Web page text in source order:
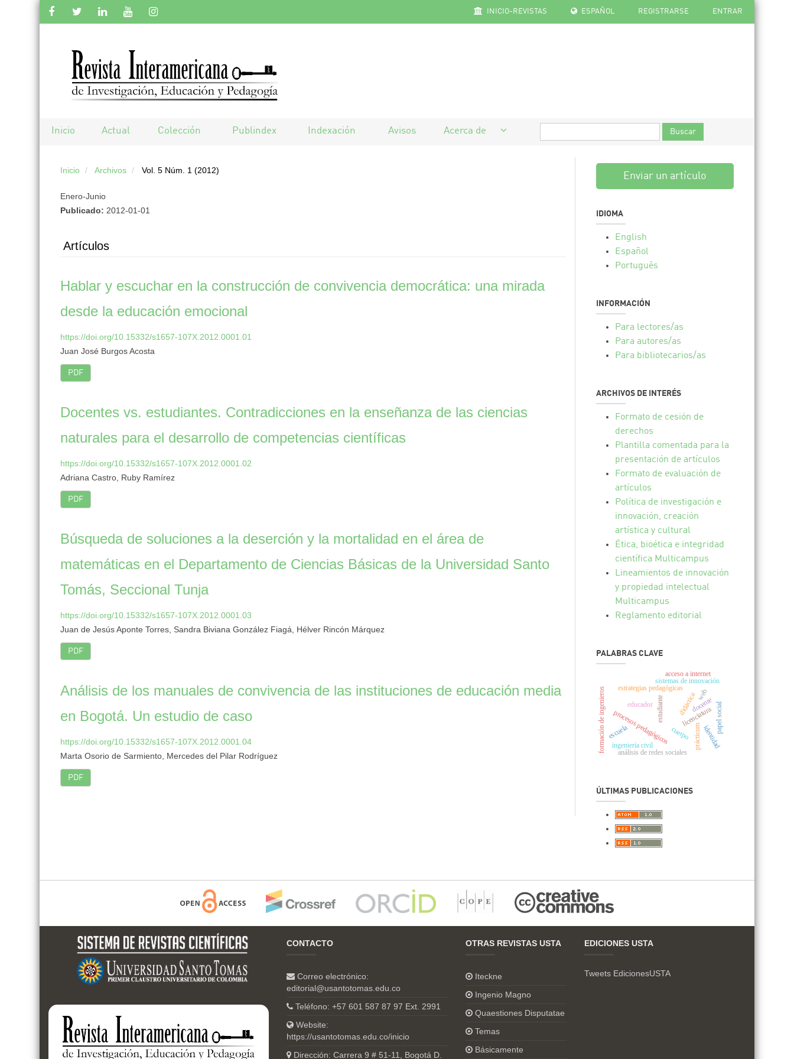
Salto
rápido
contenido
de
página
Navegación
principal
principal
INICIO-REVISTAS ESPAÑOL REGISTRARSE ENTRAR
Inicio Actual Colección Publindex Indexación Avisos Acerca de Buscar
Inicio Archivos Vol. 5 Núm. 1 (2012)
Enero-Junio
Publicado: 2012-01-01
Artículos
Hablar y escuchar en la construcción de convivencia democrática: una mirada
desde la educación emocional
https://doi.org/10.15332/s1657-107X.2012.0001.01
Juan José Burgos Acosta
PDF
Docentes vs. estudiantes. Contradicciones en la enseñanza de las ciencias
naturales para el desarrollo de competencias científicas
https://doi.org/10.15332/s1657-107X.2012.0001.02
Adriana Castro, Ruby Ramírez
PDF
Búsqueda de soluciones a la deserción y la mortalidad en el área de
matemáticas en el Departamento de Ciencias Básicas de la Universidad Santo
Tomás, Seccional Tunja
https://doi.org/10.15332/s1657-107X.2012.0001.03
Juan de Jesús Aponte Torres, Sandra Biviana González Fiagá, Hélver Rincón Márquez
PDF
Análisis de los manuales de convivencia de las instituciones de educación media
en Bogotá. Un estudio de caso
https://doi.org/10.15332/s1657-107X.2012.0001.04
Marta Osorio de Sarmiento, Mercedes del Pilar Rodríguez
PDF
Enviar un artículo
IDIOMA
English
Español
Português
INFORMACIÓN
Para lectores/as
Para autores/as
Para bibliotecarios/as
ARCHIVOS DE INTERÉS
Formato de cesión de
derechos
Plantilla comentada para la
presentación de artículos
Formato de evaluación de
artículos
Política de investigación e
innovación, creación
artística y cultural
Ética, bioética e integridad
científica Multicampus
Lineamientos de innovación
y propiedad intelectual
Multicampus
Reglamento editorial
PALABRAS CLAVE
procesos pedagógicos
estudiante
educador
estrategias pedagógicas
didáctica
licenciatura
prácticum
escuela
análisis de redes sociales
sistemas de innovación
docente
identidad
papel social
ingeniería civil
formación de ingenieros
acceso a internet
cuerpo
web
ÚLTIMAS PUBLICACIONES
CONTACTO
Correo electrónico:
editorial@usantotomas.edu.co
Teléfono: +57 601 587 87 97 Ext. 2991
Website:
https://usantotomas.edu.co/inicio
Dirección: Carrera 9 # 51-11, Bogotá D.
OTRAS REVISTAS USTA
Iteckne
Ingenio Magno
Quaestiones Disputatae
Temas
Básicamente
EDICIONES USTA
Tweets EdicionesUSTA